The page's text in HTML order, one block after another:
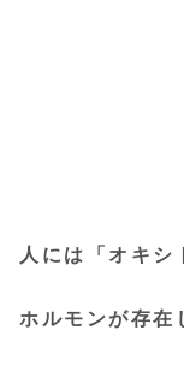
人には「オキシ
ホルモンが存在